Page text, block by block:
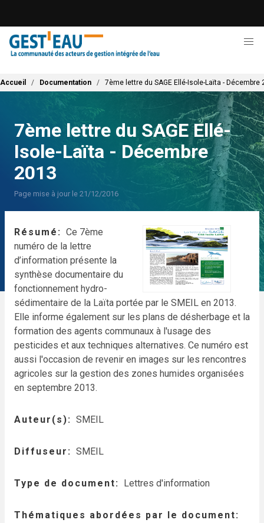
contenu
principal
Fil d'Ariane
Accueil Documentation 7ème lettre du SAGE Ellé-Isole-Laïta - Décembre
7ème lettre du SAGE Ellé-
Isole-Laïta - Décembre
2013
Page mise à jour le 21/12/2016
Résumé
Ce 7ème
numéro de la lettre
d’information présente la
synthèse documentaire du
fonctionnement hydro-
sédimentaire de la Laïta portée par le SMEIL en 2013.
Elle informe également sur les plans de désherbage et la
formation des agents communaux à l'usage des
pesticides et aux techniques alternatives. Ce numéro est
aussi l'occasion de revenir en images sur les rencontres
agricoles sur la gestion des zones humides organisées
en septembre 2013.
Auteur(s) SMEIL
Diffuseur SMEIL
Type de document Lettres d'information
Thématiques abordées par le document